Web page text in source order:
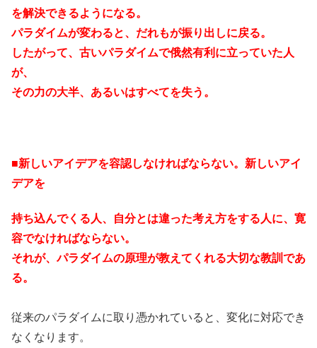
を解決できるようになる。
パラダイムが変わると、だれもが振り出しに戻る。
したがって、古いパラダイムで俄然有利に立っていた人
が、
その力の大半、あるいはすべてを失う。
■新しいアイデアを容認しなければならない。新しいアイ
デアを
持ち込んでくる人、自分とは違った考え方をする人に、寛
容でなければならない。
それが、パラダイムの原理が教えてくれる大切な教訓であ
る。
従来のパラダイムに取り憑かれていると、変化に対応でき
なくなります。